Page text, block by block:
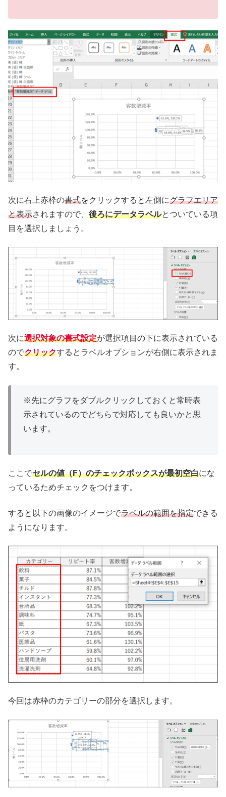
次に右上赤枠の書式をクリックすると左側にグラフエリア
と表示されますので、 後ろにデータラベルとついている項
目を選択しましょう。
次に選択対象の書式設定が選択項目の下に表示されている
のでクリックするとラベルオプションが右側に表示されま
す。
※先にグラフをダブルクリックしておくと常時表
示されているのでどちらで対応しても良いかと思
います。
ここでセルの値（F）のチェックボックスが最初空白にな
っているためチェックをつけます。
すると以下の画像のイメージでラベルの範囲を指定できる
ようになります。
今回は赤枠のカテゴリーの部分を選択します。